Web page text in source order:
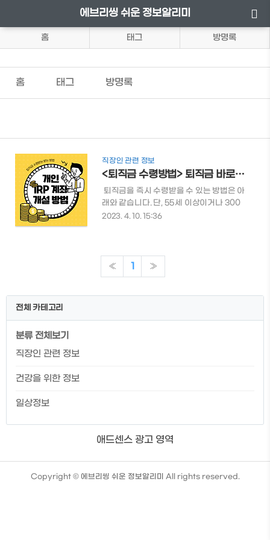
에브리씽 쉬운 정보알리미
홈 태그 방명록
홈 태그 방명록
직장인 관련 정보
<퇴직금 수령방법> 퇴직금 바로 수령받는 방법
​ 퇴직금을 즉시 수령받을 수 있는 방법은 아
래와 같습니다. 단, 55세 이상이거나 300
만원 미만일 경우 IRP 계좌 개설없이 즉시
👉퇴직금 수령 시 퇴직금에 대한 소득세가
부과됩니다. 퇴직금 및 토직 소득세를 계산
미리 알아두면 퇴사 후 번거로움을 줄일 수
2023. 4. 10. 15:36
« 1 »
전체 카테고리
분류 전체보기
직장인 관련 정보
건강을 위한 정보
일상정보
애드센스 광고 영역
Copyright © 에브리씽 쉬운 정보알리미 All rights reserved.
TistoryWhaleSkin3.4